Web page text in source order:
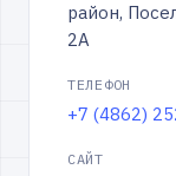
район,
2А
ТЕЛЕФОН
+7 (4862)
САЙТ